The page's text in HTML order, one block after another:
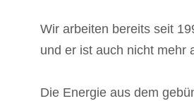
Wir arbeiten bereits seit
und er ist auch nicht mehr
Die Energie aus dem